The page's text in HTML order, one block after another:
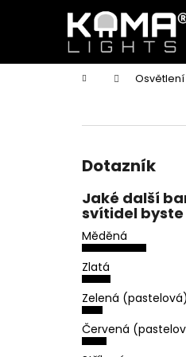
Domů Osvětlení
Dotazník
Jaké další
svítidel byste
Měděná
Zlatá
Zelená (pastelová)
Červená
í
Zpět
do
Zpět
do